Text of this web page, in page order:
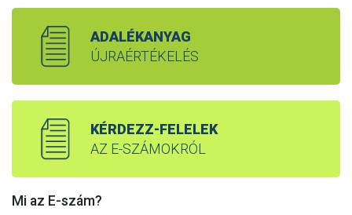
ADALÉKANYAG
ÚJRAÉRTÉKELÉS
KÉRDEZZ-FELELEK
AZ E-SZÁMOKRÓL
Mi az E-szám?